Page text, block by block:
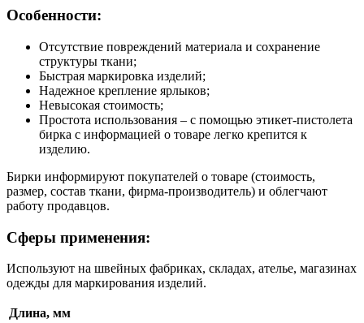
Особенности:
Отсутствие повреждений материала и сохранение
структуры ткани;
Быстрая маркировка изделий;
Надежное крепление ярлыков;
Невысокая стоимость;
Простота использования – с помощью этикет-пистолета
бирка с информацией о товаре легко крепится к
изделию.
Бирки информируют покупателей о товаре (стоимость,
размер, состав ткани, фирма-производитель) и облегчают
работу продавцов.
Сферы применения:
Используют на швейных фабриках, складах, ателье, магазинах
одежды для маркирования изделий.
Длина, мм